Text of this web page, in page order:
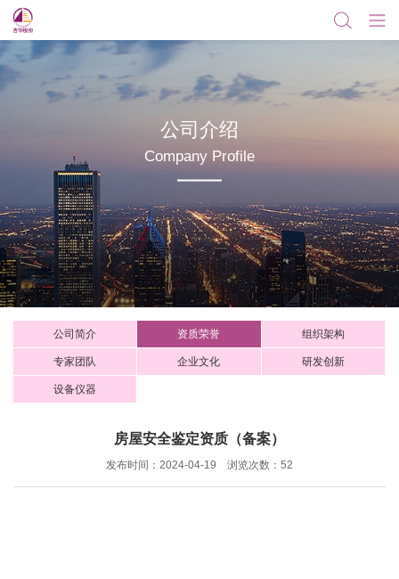
公司介绍
Company Profile
公司简介 资质荣誉 组织架构
专家团队 企业文化 研发创新
设备仪器
房屋安全鉴定资质（备案）
发布时间：2024-04-19 浏览次数：52